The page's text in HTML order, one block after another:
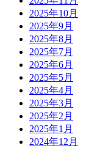
2025年10月
2025年9月
2025年8月
2025年7月
2025年6月
2025年5月
2025年4月
2025年3月
2025年2月
2025年1月
2024年12月